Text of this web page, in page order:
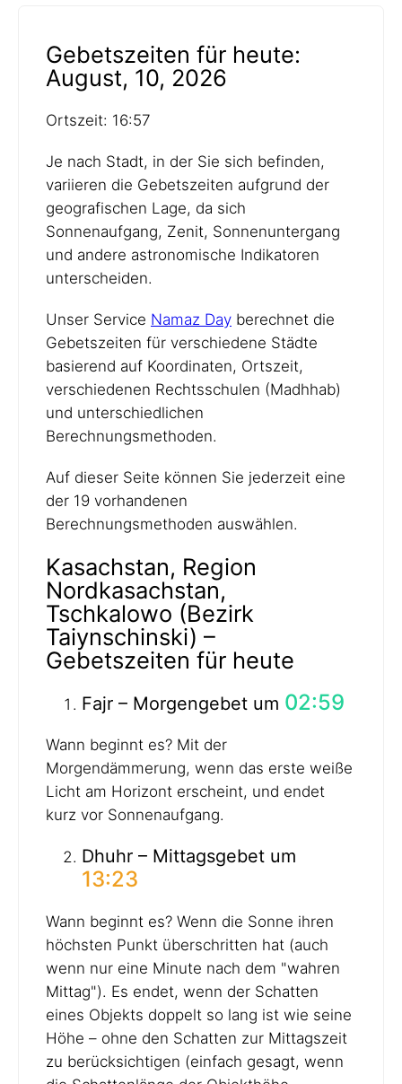
Gebetszeiten für heute:
August, 10, 2026
Ortszeit: 16:57
Je nach Stadt, in der Sie sich befinden,
variieren die Gebetszeiten aufgrund der
geografischen Lage, da sich
Sonnenaufgang, Zenit, Sonnenuntergang
und andere astronomische Indikatoren
unterscheiden.
Unser Service Namaz Day berechnet die
Gebetszeiten für verschiedene Städte
basierend auf Koordinaten, Ortszeit,
verschiedenen Rechtsschulen (Madhhab)
und unterschiedlichen
Berechnungsmethoden.
Auf dieser Seite können Sie jederzeit eine
der 19 vorhandenen
Berechnungsmethoden auswählen.
Kasachstan, Region
Nordkasachstan,
Tschkalowo (Bezirk
Taiynschinski) –
Gebetszeiten für heute
Fajr – Morgengebet um 02:59
Wann beginnt es? Mit der
Morgendämmerung, wenn das erste weiße
Licht am Horizont erscheint, und endet
kurz vor Sonnenaufgang.
Dhuhr – Mittagsgebet um
13:23
Wann beginnt es? Wenn die Sonne ihren
höchsten Punkt überschritten hat (auch
wenn nur eine Minute nach dem "wahren
Mittag"). Es endet, wenn der Schatten
eines Objekts doppelt so lang ist wie seine
Höhe – ohne den Schatten zur Mittagszeit
zu berücksichtigen (einfach gesagt, wenn